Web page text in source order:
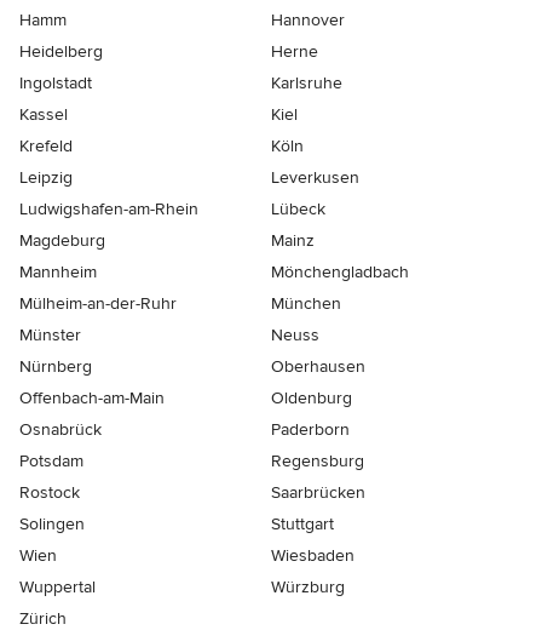
Hamm
Hannover
Heidelberg
Herne
Ingolstadt
Karlsruhe
Kassel
Kiel
Krefeld
Köln
Leipzig
Leverkusen
Ludwigshafen-am-Rhein
Lübeck
Magdeburg
Mainz
Mannheim
Mönchen­gladbach
Mülheim-an-der-Ruhr
München
Münster
Neuss
Nürnberg
Oberhausen
Offenbach-am-Main
Oldenburg
Osnabrück
Paderborn
Potsdam
Regensburg
Rostock
Saarbrücken
Solingen
Stuttgart
Wien
Wiesbaden
Wuppertal
Würzburg
Zürich